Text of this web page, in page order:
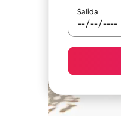
Salida